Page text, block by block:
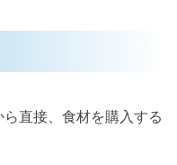
直接、食材を購入する